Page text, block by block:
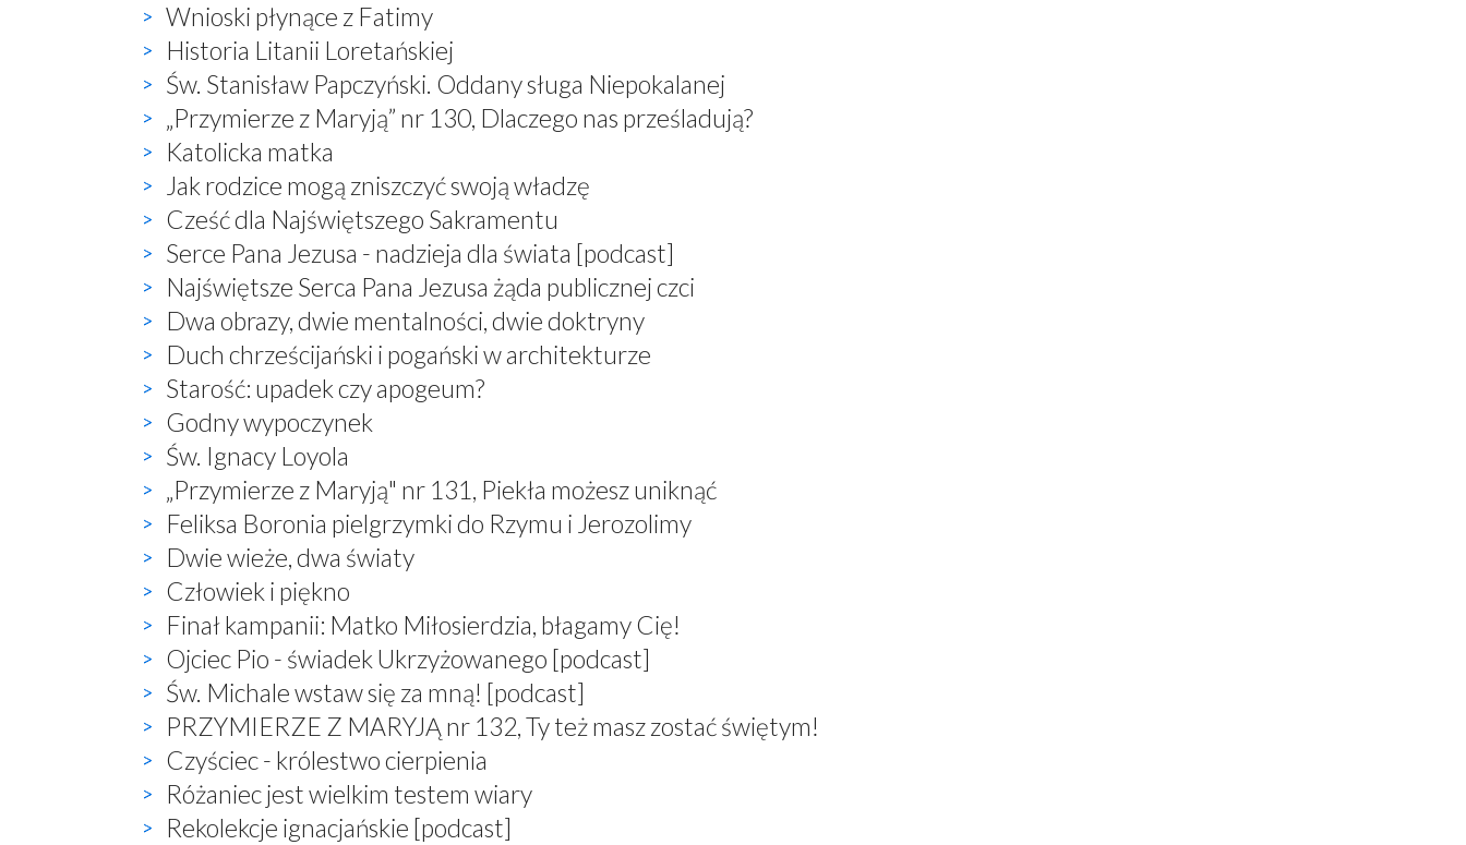
Wnioski płynące z Fatimy
Historia Litanii Loretańskiej
Św. Stanisław Papczyński. Oddany sługa Niepokalanej
„Przymierze z Maryją” nr 130, Dlaczego nas prześladują?
Katolicka matka
Jak rodzice mogą zniszczyć swoją władzę
Cześć dla Najświętszego Sakramentu
Serce Pana Jezusa - nadzieja dla świata [podcast]
Najświętsze Serca Pana Jezusa żąda publicznej czci
Dwa obrazy, dwie mentalności, dwie doktryny
Duch chrześcijański i pogański w architekturze
Starość: upadek czy apogeum?
Godny wypoczynek
Św. Ignacy Loyola
„Przymierze z Maryją" nr 131, Piekła możesz uniknąć
Feliksa Boronia pielgrzymki do Rzymu i Jerozolimy
Dwie wieże, dwa światy
Człowiek i piękno
Finał kampanii: Matko Miłosierdzia, błagamy Cię!
Ojciec Pio - świadek Ukrzyżowanego [podcast]
Św. Michale wstaw się za mną! [podcast]
PRZYMIERZE Z MARYJĄ nr 132, Ty też masz zostać świętym!
Czyściec - królestwo cierpienia
Różaniec jest wielkim testem wiary
Rekolekcje ignacjańskie [podcast]